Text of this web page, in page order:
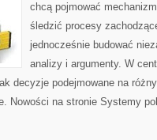
chcą pojmować
śledzić procesy
jednocześnie budować
analizy i argumenty. W
decyzje podejmowane na
Nowości na stronie Systemy